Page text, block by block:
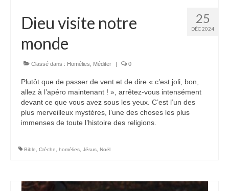
25
DÉC 2024
Dieu visite notre
monde
Classé dans : Homélies Méditer | 0
Plutôt que de passer de vent et de dire « c’est joli, bon,
allez à l’apéro maintenant ! », arrêtez-vous intensément
devant ce que vous avez sous les yeux. C’est l’un des
plus merveilleux mystères, l’une des choses les plus
immenses de toute l’histoire des religions.
Bible Crèche homélies Jésus Noël